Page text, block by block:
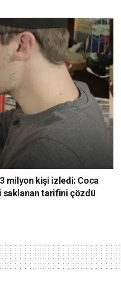
milyon kişi izledi: Coca
saklanan tarifini çözdü